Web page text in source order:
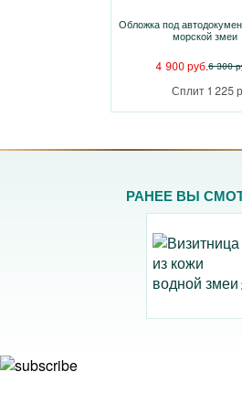
Обложка под
морской змеи
4 900 руб.6 300
Сплит 1 225
РАНЕЕ ВЫ